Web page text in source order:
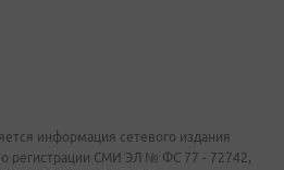
информация сетевого издания
о регистрации СМИ ЭЛ № ФС 77 - 72742,